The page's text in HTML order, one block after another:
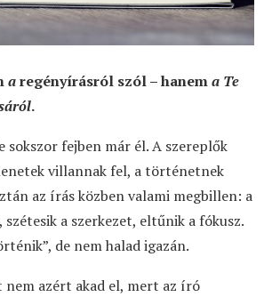
aregényírásról szól – hanema Te
.
sokszor fejben már él. A szereplők
villannak fel, a történetnek
az írás közben valami megbillen: a
a szerkezet, eltűnik a fókusz.
de nem halad igazán.
azért akad el, mert az író